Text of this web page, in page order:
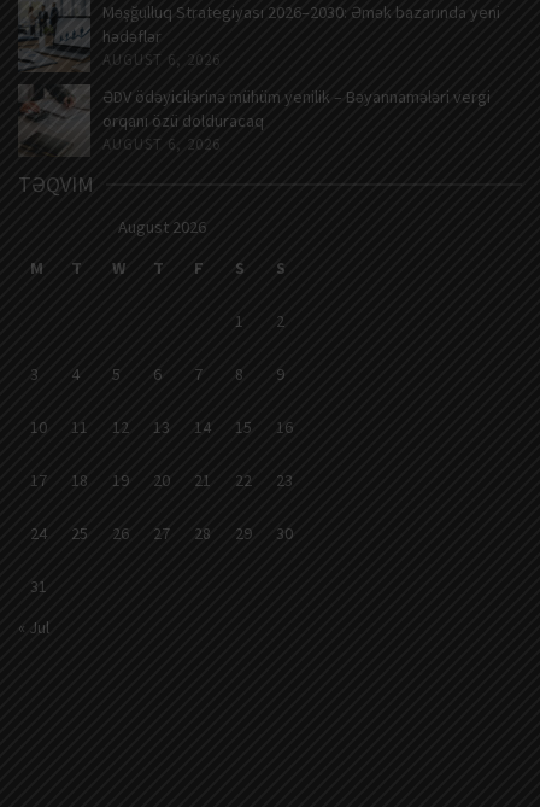
Məşğulluq Strategiyası 2026–2030: Əmək bazarında yeni
hədəflər
AUGUST 6, 2026
ƏDV ödəyicilərinə mühüm yenilik – Bəyannamələri vergi
orqanı özü dolduracaq
AUGUST 6, 2026
TƏQVIM
August 2026
M
T W T F S S
1 2
3 4 5 6 7 8 9
10 11 12 13 14 15 16
17 18 19 20 21 22 23
24 25 26 27 28 29 30
31
« Jul